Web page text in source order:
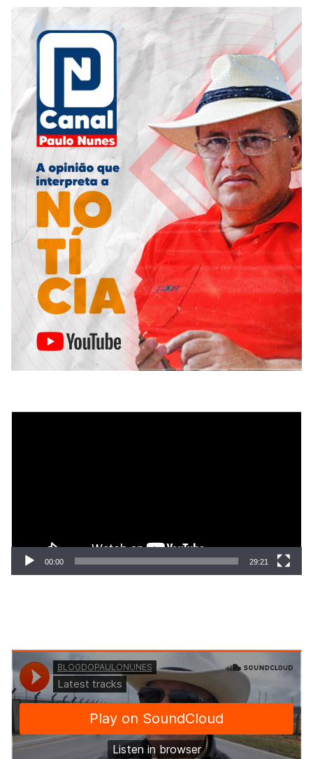
00:00 29:21